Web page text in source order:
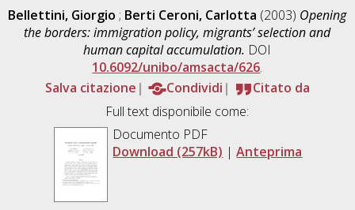
Bellettini, Giorgio ; Berti Ceroni, Carlotta (2003) Opening
the borders: immigration policy, migrants’ selection and
human capital accumulation. DOI
10.6092/unibo/amsacta/626.
Salva citazione
Condividi
Citato da
Full text disponibile come:
Documento PDF
Download (257kB) |Anteprima